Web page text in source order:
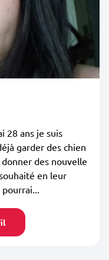
28 ans je suis
garder des chien
des nouvelle
en leur